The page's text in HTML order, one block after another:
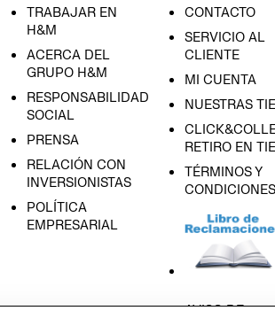
TRABAJAR EN
H&M
ACERCA DEL
GRUPO H&M
RESPONSABILIDAD
SOCIAL
PRENSA
RELACIÓN CON
INVERSIONISTAS
POLÍTICA
EMPRESARIAL
CONTACTO
SERVICIO AL
CLIENTE
MI CUENTA
NUESTRAS
RETIRO EN
TÉRMINOS Y
CONDICIONES
AVISO DE